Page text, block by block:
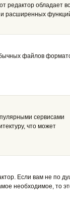
редактор обладает
расширенных
файлов
сервисами
что может
Если вам не по
необходимое, то